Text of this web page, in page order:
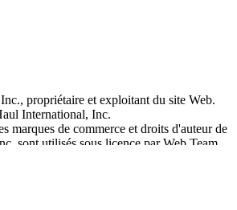
propriétaire et exploitant du site Web.
International, Inc.
marques de commerce et droits d'auteur de
sont utilisés sous licence par Web Team